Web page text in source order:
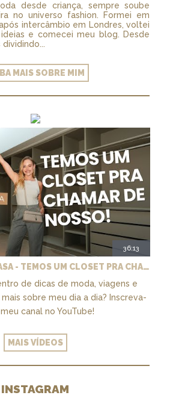
desde criança, sempre soube
no universo fashion. Formei em
intercâmbio em Londres, voltei
e comecei meu blog. Desde
MAIS SOBRE MIM
36:13
EP. 6: A SAGA DA CASA - TEMOS UM CLOSET PRA CHAMAR DE NOSSO + MARCENARIA E PAISAGISMO
de dicas de moda, viagens e
sobre meu dia a dia? Inscreva-
canal no YouTube!
MAIS VÍDEOS
INSTAGRAM